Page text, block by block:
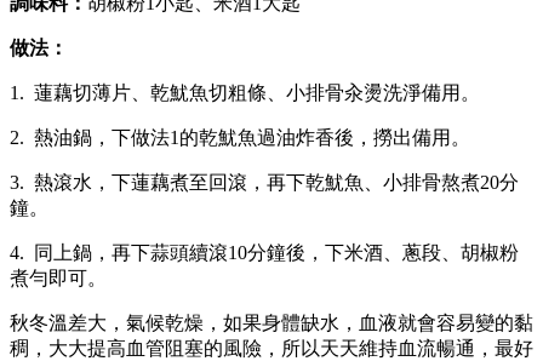
做法：
1. 蓮藕切薄片、乾魷魚切粗條、小排骨汆燙洗淨備用。
2. 熱油鍋，下做法1的乾魷魚過油炸香後，撈出備用。
3. 熱滾水，下蓮藕煮至回滾，再下乾魷魚、小排骨熬煮20分
鐘。
4. 同上鍋，再下蒜頭續滾10分鐘後，下米酒、蔥段、胡椒粉
煮勻即可。
秋冬溫差大，氣候乾燥，如果身體缺水，血液就會容易變的黏
稠，大大提高血管阻塞的風險，所以天天維持血流暢通，最好